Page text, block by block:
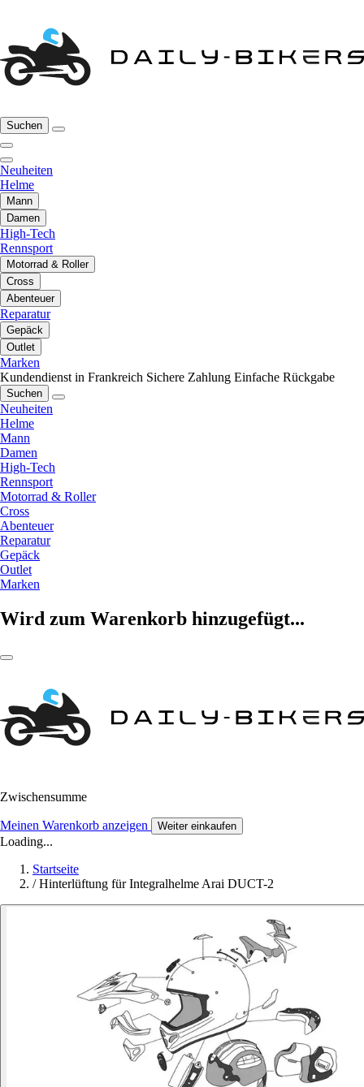
Suchen
Neuheiten
Helme
Mann
Damen
High-Tech
Rennsport
Motorrad & Roller
Cross
Abenteuer
Reparatur
Gepäck
Outlet
Marken
Kundendienst in Frankreich Sichere Zahlung Einfache Rückgabe
Suchen
Neuheiten
Helme
Mann
Damen
High-Tech
Rennsport
Motorrad & Roller
Cross
Abenteuer
Reparatur
Gepäck
Outlet
Marken
Wird zum Warenkorb hinzugefügt...
Zwischensumme
Meinen Warenkorb anzeigen Weiter einkaufen
Loading...
Startseite
/ Hinterlüftung für Integralhelme Arai DUCT-2